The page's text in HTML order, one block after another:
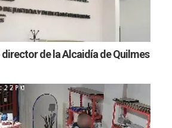
director de la Alcaidía de Quilmes